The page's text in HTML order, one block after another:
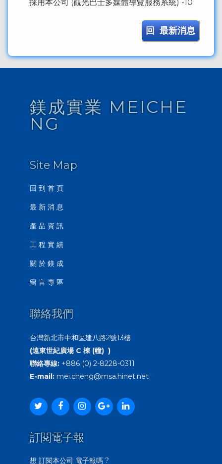
回 最新消息
鎂成實業 MEICHE
NG
Site Map
回 到 首 頁
最 新 消 息
產 品 資 訊
工 程 實 績
關 於 鎂 成
留 言 專 區
聯絡我們
台灣新北市中和區建八路2號13樓
(遠東世紀廣場 C 棟 (幢) )
聯絡專線:+886 (0) 2-8228-0311
E-mail: mei.cheng@msa.hinet.net
訂閱電子報
想 訂閱本公司 電子報嗎 ?